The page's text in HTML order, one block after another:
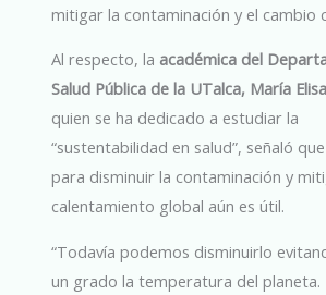
mitigar la contaminación y el cambio
Al respecto, la académica del
Salud Pública de la UTalca, María
quien se ha dedicado a estudiar la
“sustentabilidad en salud”, señaló
para disminuir la contaminación y
calentamiento global aún es útil.
“Todavía podemos disminuirlo
un grado la temperatura del planeta.